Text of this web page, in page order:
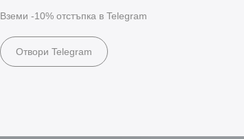
Вземи -10% отстъпка в Telegram
Отвори Telegram